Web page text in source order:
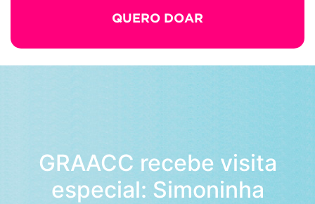
QUERO DOAR
GRAACC recebe visita
especial: Simoninha